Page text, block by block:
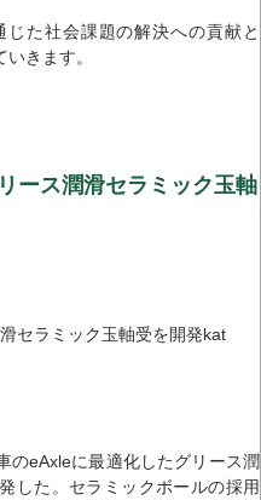
た社会課題の解決への貢献と
きます。
ース潤滑セラミック玉軸
セラミック玉軸受を開発kat
eAxleに最適化したグリース潤
した。セラミックボールの採用